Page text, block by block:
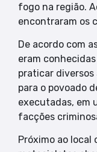
fogo na região.
encontraram os
De acordo com
eram
praticar diversos
para o povoado
executadas, em
facções
Próximo ao local